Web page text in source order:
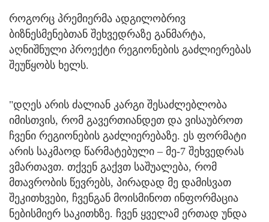
როგორც პრემიერმა ადგილობრივ
ბიზნესმენებთან შეხვედრაზე განმარტა,
აღნიშნული პროექტი რეგიონების გაძლიერებას
შეუწყობს ხელს.
"დღეს არის ძალიან კარგი შესაძლებლობა
იმისთვის, რომ გავერთიანდეთ და ვისაუბროთ
ჩვენი რეგიონების გაძლიერებაზე. ეს ფორმატი
არის საკმაოდ წარმატებული – მე-7 შეხვედრას
ვმართავთ. თქვენ გაქვთ საშუალება, რომ
მთავრობის წევრებს, პირადად მე დამისვათ
შეკითხვები, ჩვენგან მოისმინოთ ინფორმაცია
ნებისმიერ საკითხზე. ჩვენ ყველამ ერთად უნდა